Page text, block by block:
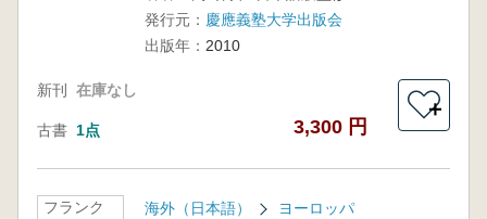
発行元： 慶應義塾大学出版会
出版年： 2010
新刊 在庫なし
古書 1点 3,300 円
＋
フランク
海外（日本語） ヨーロッパ